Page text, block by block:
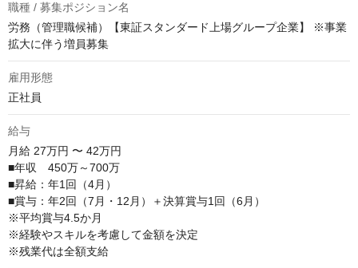
職種 / 募集ポジション名
労務（管理職候補）【東証スタンダード上場グループ企業】 ※事業
拡大に伴う増員募集
雇用形態
正社員
給与
月給 27万円 〜 42万円
■年収　450万～700万
■昇給：年1回（4月）
■賞与：年2回（7月・12月）＋決算賞与1回（6月）
※平均賞与4.5か月
※経験やスキルを考慮して金額を決定
※残業代は全額支給